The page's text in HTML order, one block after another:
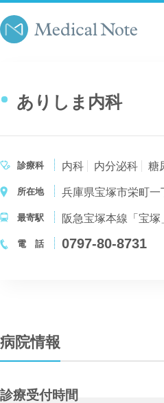
ありしま内科
診療科 内科 内分泌科 糖
所在地 兵庫県宝塚市栄町一
最寄駅 阪急宝塚本線「宝塚
電 話 0797-80-8731
病院情報
診療受付時間